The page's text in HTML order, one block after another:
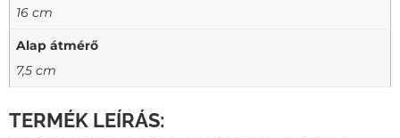
16 cm
Alap átmérő
7,5 cm
TERMÉK LEÍRÁS: